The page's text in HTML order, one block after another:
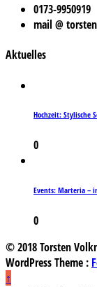
0173-9950919
mail @
Aktuelles
Hochzeit: Stylische
0
Events: Marteria –
0
© 2018 Torsten
WordPress Theme :
↑